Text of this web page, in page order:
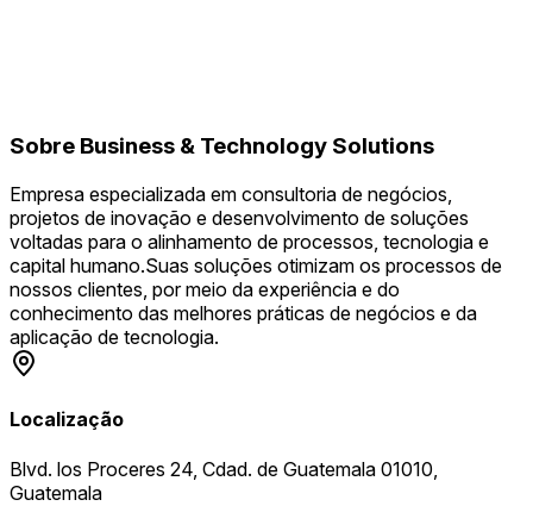
Sobre Business & Technology Solutions
Empresa especializada em consultoria de negócios,
projetos de inovação e desenvolvimento de soluções
voltadas para o alinhamento de processos, tecnologia e
capital humano.Suas soluções otimizam os processos de
nossos clientes, por meio da experiência e do
conhecimento das melhores práticas de negócios e da
aplicação de tecnologia.
Localização
Blvd. los Proceres 24, Cdad. de Guatemala 01010,
Guatemala